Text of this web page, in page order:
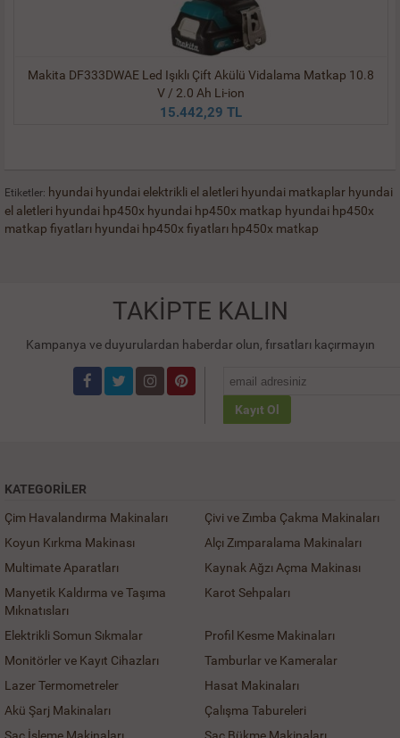
Makita DF333DWAE Led Işıklı Çift Akülü Vidalama Matkap 10.8
V / 2.0 Ah Li-ion
15.442,29 TL
Etiketler: hyundai hyundai elektrikli el aletleri hyundai matkaplar hyundai
el aletleri hyundai hp450x hyundai hp450x matkap hyundai hp450x
matkap fiyatları hyundai hp450x fiyatları hp450x matkap
TAKİPTE KALIN
Kampanya ve duyurulardan haberdar olun, fırsatları kaçırmayın
Kayıt Ol
KATEGORILER
Çim Havalandırma Makinaları
Çivi ve Zımba Çakma Makinaları
Koyun Kırkma Makinası
Alçı Zımparalama Makinaları
Multimate Aparatları
Kaynak Ağzı Açma Makinası
Manyetik Kaldırma ve Taşıma
Mıknatısları
Karot Sehpaları
Elektrikli Somun Sıkmalar
Profil Kesme Makinaları
Monitörler ve Kayıt Cihazları
Tamburlar ve Kameralar
Lazer Termometreler
Hasat Makinaları
Akü Şarj Makinaları
Çalışma Tabureleri